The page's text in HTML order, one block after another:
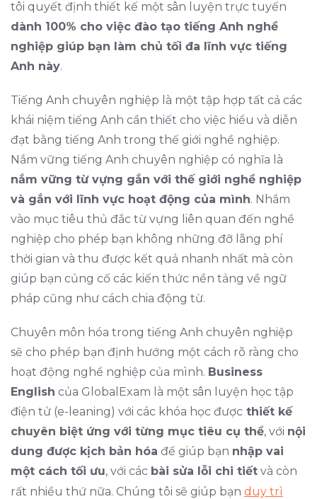
tôi quyết định thiết kế một sân luyện trực tuyến
dành 100% cho việc đào tạo tiếng Anh nghề
nghiệp giúp bạn làm chủ tối đa lĩnh vực tiếng
Anh này.
Tiếng Anh chuyên nghiệp là một tập hợp tất cả các
khái niệm tiếng Anh cần thiết cho việc hiểu và diễn
đạt bằng tiếng Anh trong thế giới nghề nghiệp.
Nắm vững tiếng Anh chuyên nghiệp có nghĩa là
nắm vững từ vựng gắn với thế giới nghề nghiệp
và gắn với lĩnh vực hoạt động của mình. Nhắm
vào mục tiêu thủ đắc từ vựng liên quan đến nghề
nghiệp cho phép bạn không những đỡ lãng phí
thời gian và thu được kết quả nhanh nhất mà còn
giúp bạn củng cố các kiến thức nền tảng về ngữ
pháp cũng như cách chia động từ.
Chuyên môn hóa trong tiếng Anh chuyên nghiệp
sẽ cho phép bạn định hướng một cách rõ ràng cho
hoạt động nghề nghiệp của mình. Business
English của GlobalExam là một sân luyện học tập
điện tử (e-leaning) với các khóa học được thiết kế
chuyên biệt ứng với từng mục tiêu cụ thể, với nội
dung được kịch bản hóa để giúp bạn nhập vai
một cách tối ưu, với các bài sửa lỗi chi tiết và còn
rất nhiều thứ nữa. Chúng tôi sẽ giúp bạn duy trì